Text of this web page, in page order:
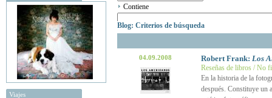
Viajes
Contiene
Blog: Criterios de búsqueda
04.09.2008 Robert Frank: Los
Reseñas de libros / No
En la historia de la
después. Constituye un